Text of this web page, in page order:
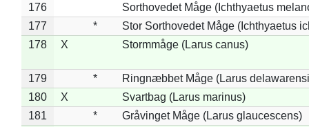
176
Sorthovedet Måge (Ichthyaetus
177
*
Stor Sorthovedet Måge (Ichthyaetus
178
X Stormmåge (Larus canus)
179 *
Ringnæbbet Måge (Larus
180
X
Svartbag (Larus marinus)
181
*
Gråvinget Måge (Larus glaucescens)